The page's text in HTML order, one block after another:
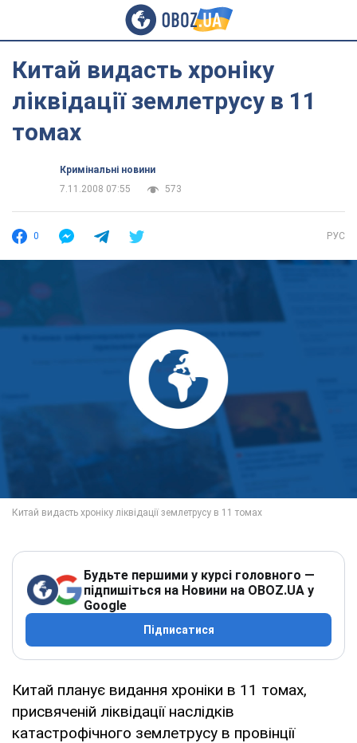
Китай видасть хроніку
ліквідації землетрусу в 11
томах
Кримінальні новини
7.11.2008 07:55
573
0 РУС
Будьте першими у курсі головного —
підпишіться на Новини на OBOZ.UA у
Google
Підписатися
Китай планує видання хроніки в 11 томах,
присвяченій ліквідації наслідків
катастрофічного землетрусу в провінції